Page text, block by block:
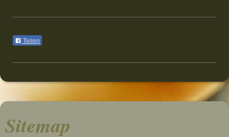
Teilen
Sitemap